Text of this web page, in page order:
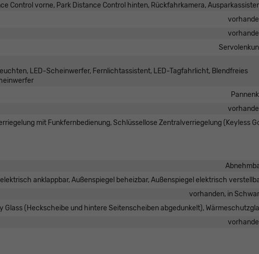
Control vorne, Park Distance Control hinten, Rückfahrkamera,
LED-Scheinwerfer, Fernlichtassistent, LED-Tagfahrlicht, Blendfreies
mit Funkfernbedienung, Schlüssellose Zentralverriegelung (Keyless
anklappbar, Außenspiegel beheizbar, Außenspiegel elektrisch
vorhanden, in
Glass (Heckscheibe und hintere Seitenscheiben abgedunkelt),